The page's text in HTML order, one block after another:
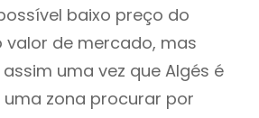
baixo preço do
valor de mercado, mas
uma vez que Algés é
zona procurar por